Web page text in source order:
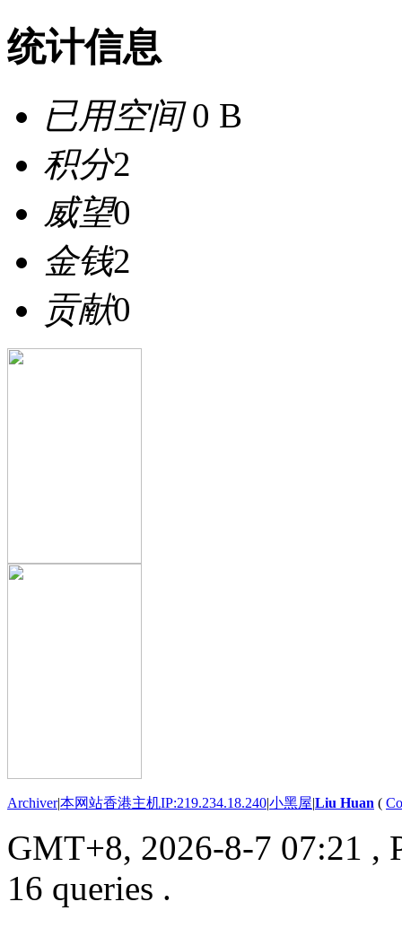
统计信息
已用空间0 B
积分2
威望0
金钱2
贡献0
Archiver|本网站香港主机IP:219.234.18.240|小黑屋|Liu Huan (
GMT+8, 2026-8-7 07:21 ,
16 queries .